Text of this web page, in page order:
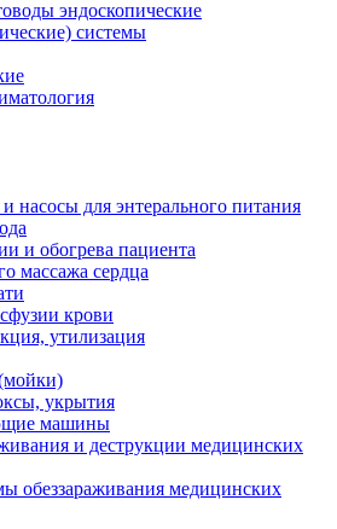
эндоскопические
системы
насосы для энтерального питания
и обогрева пациента
массажа сердца
крови
утилизация
укрытия
машины
и деструкции медицинских
обеззараживания медицинских